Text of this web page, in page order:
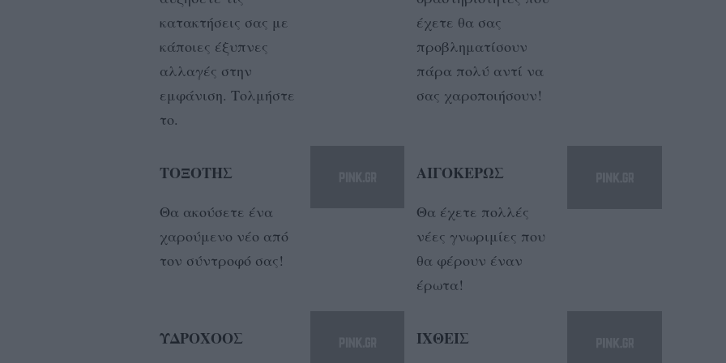
κατακτήσεις σας με
κάποιες έξυπνες
αλλαγές στην
εμφάνιση. Τολμήστε
το.
έχετε θα σας
προβληματίσουν
πάρα πολύ αντί να
σας χαροποιήσουν!
ΤΟΞΟΤΗΣ
Θα ακούσετε ένα
χαρούμενο νέο από
τον σύντροφό σας!
ΑΙΓΟΚΕΡΩΣ
Θα έχετε πολλές
νέες γνωριμίες που
θα φέρουν έναν
έρωτα!
ΥΔΡΟΧΟΟΣ ΙΧΘΕΙΣ